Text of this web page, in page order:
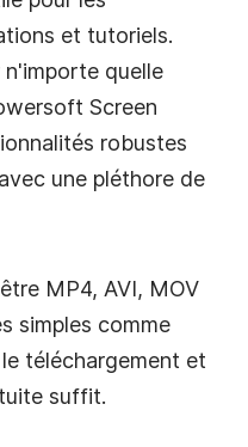
et tutoriels.
quelle
Screen
robustes
une pléthore de
MP4, AVI, MOV
simples comme
téléchargement et
suffit.